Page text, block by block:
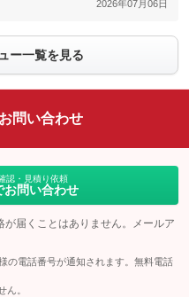
2026年07月06日
ー一覧を見る
問い合わせ
認・見積り依頼
お問い合わせ
届くことはありません。メールア
の電話番号が通知されます。無料電話
ん。